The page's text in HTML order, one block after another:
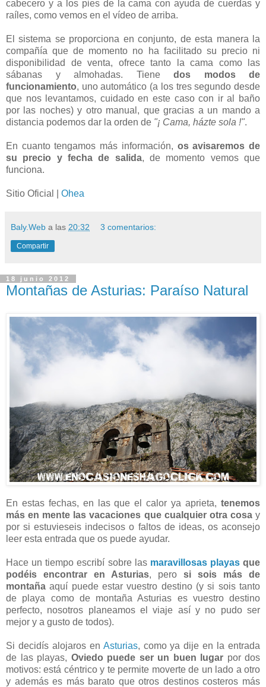
cabecero y a los pies de la cama con ayuda de cuerdas y
raíles, como vemos en el vídeo de arriba.
El sistema se proporciona en conjunto, de esta manera la
compañía que de momento no ha facilitado su precio ni
disponibilidad de venta, ofrece tanto la cama como las
sábanas y almohadas. Tiene dos modos de
funcionamiento, uno automático (a los tres segundo desde
que nos levantamos, cuidado en este caso con ir al baño
por las noches) y otro manual, que gracias a un mando a
distancia podemos dar la orden de "¡ Cama, házte sola !".
En cuanto tengamos más información, os avisaremos de
su precio y fecha de salida, de momento vemos que
funciona.
Sitio Oficial | Ohea
Baly.Web a las 20:32 3 comentarios:
Compartir
18 junio 2012
Montañas de Asturias: Paraíso Natural
En estas fechas, en las que el calor ya aprieta, tenemos
más en mente las vacaciones que cualquier otra cosa y
por si estuvieseis indecisos o faltos de ideas, os aconsejo
leer esta entrada que os puede ayudar.
Hace un tiempo escribí sobre las maravillosas playasque
podéis encontrar en Asturias, pero si sois más de
montaña aquí puede estar vuestro destino (y si sois tanto
de playa como de montaña Asturias es vuestro destino
perfecto, nosotros planeamos el viaje así y no pudo ser
mejor y a gusto de todos).
Si decidís alojaros en Asturias, como ya dije en la entrada
de las playas, Oviedo puede ser un buen lugar por dos
motivos: está céntrico y te permite moverte de un lado a otro
y además es más barato que otros destinos costeros más